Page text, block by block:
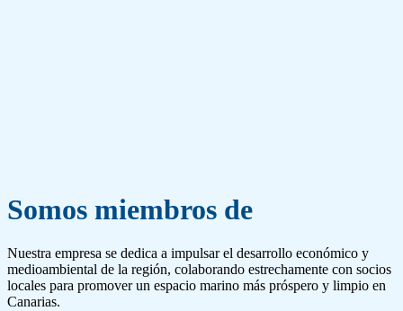
Somos miembros de
Nuestra empresa se dedica a impulsar el desarrollo económico y
medioambiental de la región, colaborando estrechamente con socios
locales para promover un espacio marino más próspero y limpio en
Canarias.